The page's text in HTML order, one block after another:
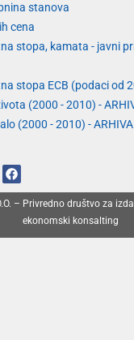
stanova
cena
stopa, kamata - javni
stopa ECB (podaci od
(2000 - 2010) -
(2000 - 2010) - ARHIVA
– Privredno društvo za
ekonomski konsalting